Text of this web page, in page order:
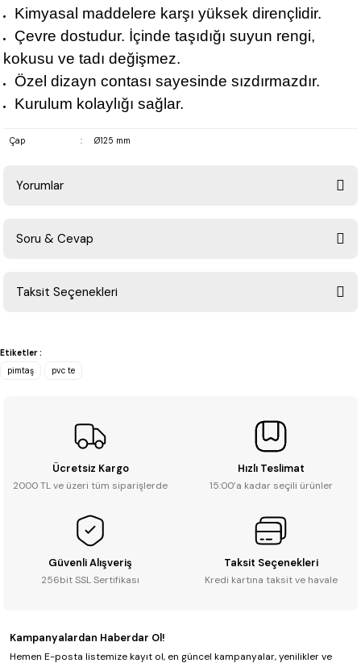
Kimyasal maddelere karşı yüksek dirençlidir.
Çevre dostudur. İçinde taşıdığı suyun rengi,
kokusu ve tadı değişmez.
Özel dizayn contası sayesinde sızdırmazdır.
Kurulum kolaylığı sağlar.
Çap : Ø125 mm
Yorumlar
Soru & Cevap
Taksit Seçenekleri
Etiketler :
pimtaş
pvc te
Ücretsiz Kargo
2000 TL ve üzeri tüm siparişlerde
Hızlı Teslimat
15:00’a kadar seçili ürünler
Güvenli Alışveriş
256bit SSL Sertifikası
Taksit Seçenekleri
Kredi kartına taksit ve havale
Kampanyalardan Haberdar Ol!
Hemen E-posta listemize kayıt ol, en güncel kampanyalar, yenilikler ve